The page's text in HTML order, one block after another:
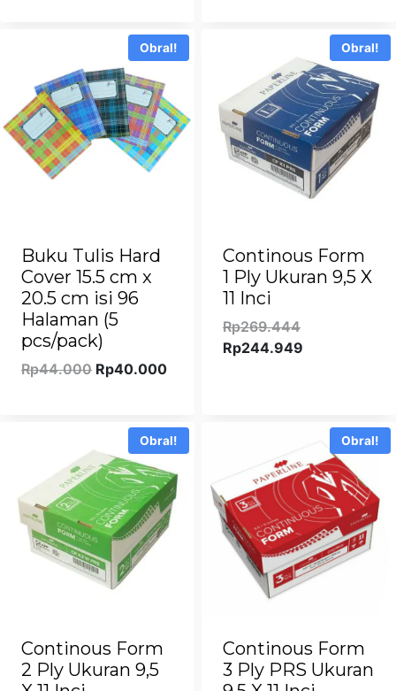
Rp63.800.
Obral!
Buku Tulis Hard
Cover 15.5 cm x
20.5 cm isi 96
Halaman (5
pcs/pack)
Rp44.000 Harga
Rp44.000.
Rp40.000Harga
adalah:
Rp40.000.
Obral!
Continous Form
1 Ply Ukuran 9,5 X
11 Inci
Rp269.444Harga
aslinya
Rp244.949
Rp244.949.
Obral!
Continous Form
2 Ply Ukuran 9,5
Obral!
Continous Form
3 Ply PRS Ukuran